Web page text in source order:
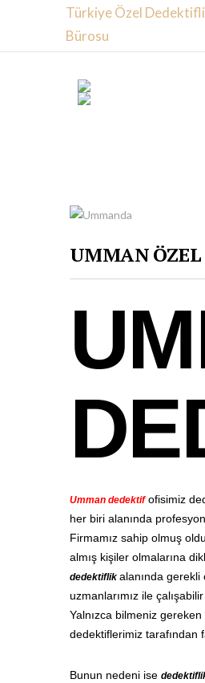
Türkiye Özel
Bürosu
UMMAN
Umman dedektifofisimiz
her biri alanında
Firmamız sahip olmuş
almış kişiler olmalarına
dedektiflik alanında
uzmanlarımız ile
Yalnızca bilmeniz
dedektiflerimiz tarafından
Bunun nedeni ise